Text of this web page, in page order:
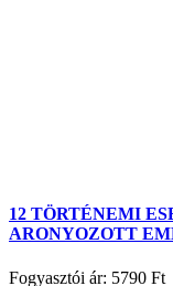
12 TÖRTÉNEMI
ARONYOZOTT
Fogyasztói ár: 5790 Ft